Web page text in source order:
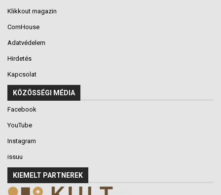
Klikkout magazin
CornHouse
Adatvédelem
Hirdetés
Kapcsolat
KÖZÖSSÉGI MÉDIA
Facebook
YouTube
Instagram
issuu
KIEMELT PARTNEREK